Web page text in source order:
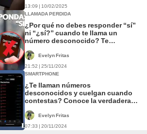
13:09 | 10/02/2025
LLAMADA PERDIDA
¿Por qué no debes responder “sí”
ni “¿sí?” cuando te llama un
número desconocido? Te
Evelyn Fritas
21:52 | 25/11/2024
SMARTPHONE
¿Te llaman números
desconocidos y cuelgan cuando
contestas? Conoce la verdadera
Evelyn Fritas
07:33 | 20/11/2024